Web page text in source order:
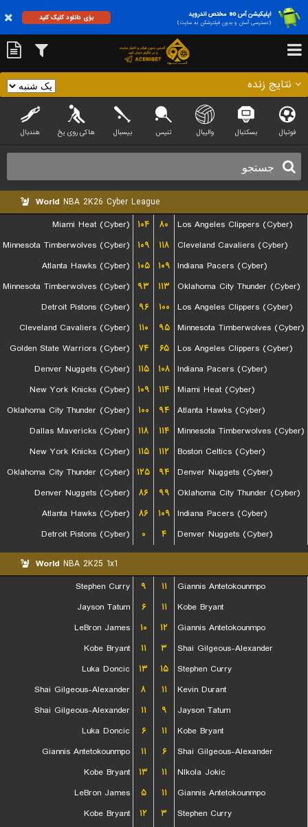
اپلیکیشن آس 90 مختص اندروید
(دسترسی آسان و بدون فیلترشکن به سایت)
برای دانلود کلیک کنید
نتایج زنده
فوتبال بسکتبال والیبال تنیس بیسبال هاکی روی یخ هندبال
World NBA 2K26 Cyber League
Miami Heat (Cyber)
۱۰۴ ۸۰
Los Angeles Clippers (Cyber)
Minnesota Timberwolves (Cyber)
۱۰۹ ۱۱۸
Cleveland Cavaliers (Cyber)
Atlanta Hawks (Cyber)
۱۰۵ ۱۰۹ Indiana Pacers (Cyber)
Minnesota Timberwolves (Cyber)
۹۳ ۱۱۳
Oklahoma City Thunder (Cyber)
Detroit Pistons (Cyber)
۹۶ ۱۰۰
Los Angeles Clippers (Cyber)
Cleveland Cavaliers (Cyber)
۱۱۰ ۹۵
Minnesota Timberwolves (Cyber)
Golden State Warriors (Cyber)
۷۴ ۶۵
Los Angeles Clippers (Cyber)
Denver Nuggets (Cyber)
۱۱۵ ۱۰۸ Indiana Pacers (Cyber)
New York Knicks (Cyber)
۱۰۹ ۱۱۴
Miami Heat (Cyber)
Oklahoma City Thunder (Cyber)
۱۰۰ ۹۴
Atlanta Hawks (Cyber)
Dallas Mavericks (Cyber)
۱۱۸ ۱۱۴
Minnesota Timberwolves (Cyber)
New York Knicks (Cyber)
۱۱۵ ۱۱۲
Boston Celtics (Cyber)
Oklahoma City Thunder (Cyber)
۱۲۵ ۹۴
Denver Nuggets (Cyber)
Denver Nuggets (Cyber)
۸۶ ۹۹
Oklahoma City Thunder (Cyber)
Atlanta Hawks (Cyber)
۸۶ ۱۰۹ Indiana Pacers (Cyber)
Detroit Pistons (Cyber)
۰ ۴ Denver Nuggets (Cyber)
World NBA 2K25 1x1
Stephen Curry
۹ ۱۱
Giannis Antetokounmpo
Jayson Tatum
۶ ۱۱
Kobe Bryant
LeBron James
۱۰ ۱۲
Giannis Antetokounmpo
Kobe Bryant
۱۱ ۳
Shai Gilgeous-Alexander
Luka Doncic
۱۳ ۱۵
Stephen Curry
Shai Gilgeous-Alexander
۸ ۱۱
Kevin Durant
Shai Gilgeous-Alexander
۱۱ ۹
Jayson Tatum
Luka Doncic
۶ ۱۱
Kobe Bryant
Giannis Antetokounmpo
۱۱ ۶
Shai Gilgeous-Alexander
Kobe Bryant
۱۳ ۱۱
NIkola Jokic
LeBron James
۵ ۱۱
Giannis Antetokounmpo
Kobe Bryant
۱۲ ۳
Stephen Curry